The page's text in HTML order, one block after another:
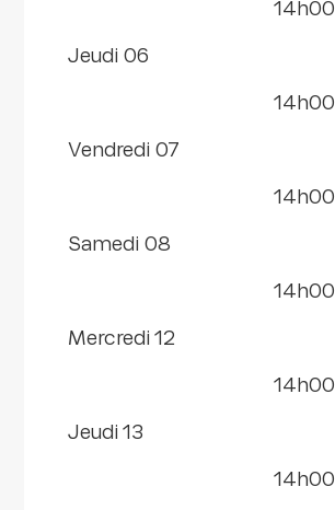
14h00
jeudi 06
14h00
vendredi 07
14h00
samedi 08
14h00
mercredi 12
14h00
jeudi 13
14h00